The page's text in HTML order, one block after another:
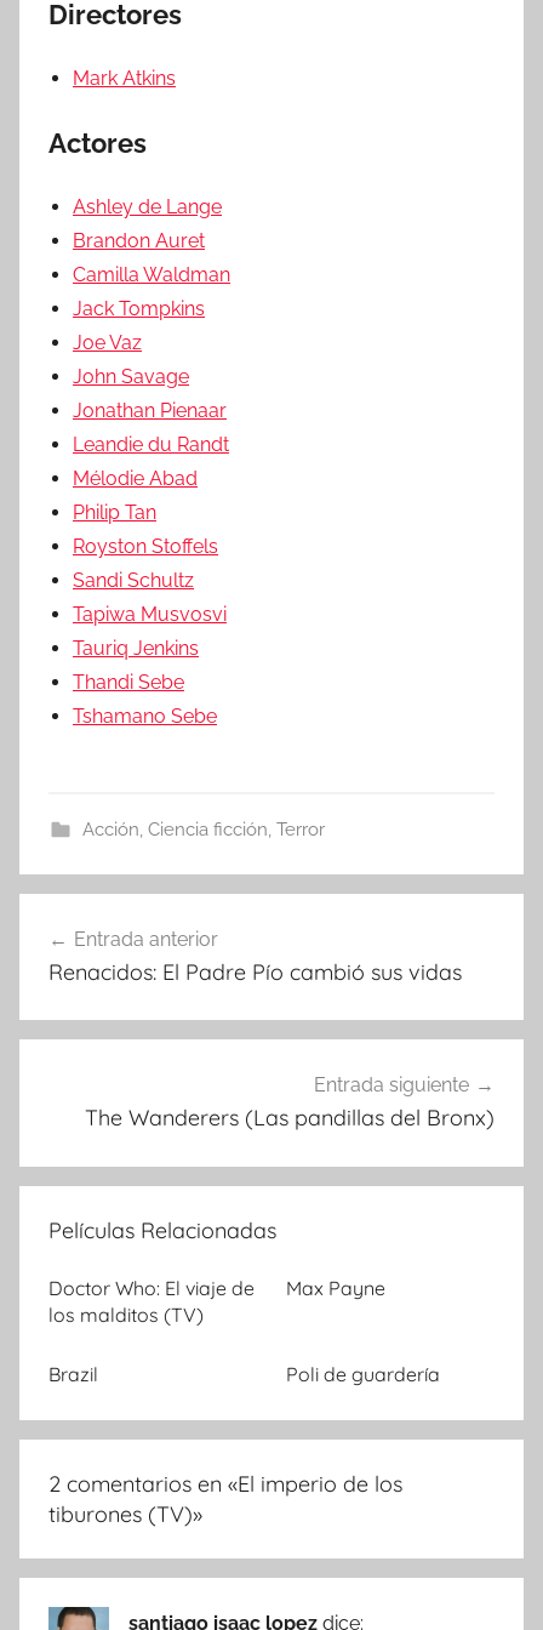
Directores
Mark Atkins
Actores
Ashley de Lange
Brandon Auret
Camilla Waldman
Jack Tompkins
Joe Vaz
John Savage
Jonathan Pienaar
Leandie du Randt
Mélodie Abad
Philip Tan
Royston Stoffels
Sandi Schultz
Tapiwa Musvosvi
Tauriq Jenkins
Thandi Sebe
Tshamano Sebe
Acción, Ciencia ficción, Terror
Navegación
de
entradas
Entrada anterior
Renacidos: El Padre Pío cambió sus vidas
Entrada siguiente
The Wanderers (Las pandillas del Bronx)
Películas Relacionadas
Doctor Who: El viaje de
los malditos (TV)
Max Payne
Brazil Poli de guardería
2 comentarios en «El imperio de los
tiburones (TV)»
santiago isaac lopez dice: